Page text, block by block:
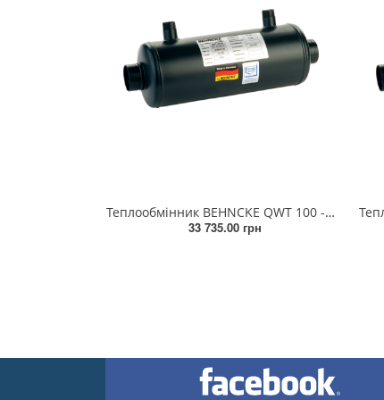
Теплообмінник BEHNCKE QWT 100 - 70
33 735.00 грн